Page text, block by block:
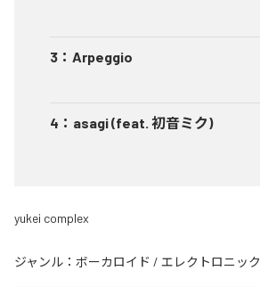
3 ： Arpeggio
4 ： asagi (feat. 初音ミク)
yukei complex
ジャンル： ボーカロイド / エレクトロニック